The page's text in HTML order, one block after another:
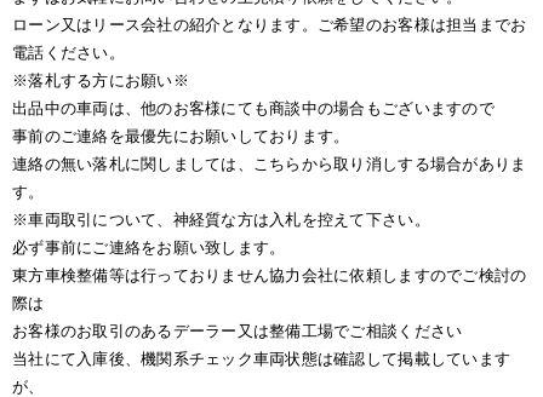
ローン又はリース会社の紹介となります。ご希望のお客様は担当までお
電話ください。
※落札する方にお願い※
出品中の車両は、他のお客様にても商談中の場合もございますので
事前のご連絡を最優先にお願いしております。
連絡の無い落札に関しましては、こちらから取り消しする場合がありま
す。
※車両取引について、神経質な方は入札を控えて下さい。
必ず事前にご連絡をお願い致します。
東方車検整備等は行っておりません協力会社に依頼しますのでご検討の
際は
お客様のお取引のあるデーラー又は整備工場でご相談ください
当社にて入庫後、機関系チェック車両状態は確認して掲載しています
が、